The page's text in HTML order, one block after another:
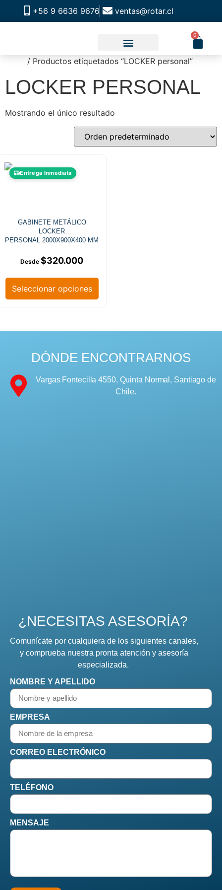
+56 9 6636 9676 ventas@rotar.cl
0
/ Productos etiquetados “LOCKER personal”
LOCKER PERSONAL
Mostrando el único resultado
Entrega Inmediata
GABINETE METÁLICO
LOCKER
PERSONAL 2000X900X400 MM
$320.000
Seleccionar opciones
DÓNDE ENCONTRARNOS
Vargas Fontecilla 4550, Quinta Normal, Santiago de
Chile.
¿NECESITAS ASESORÍA?
Comunícate por cualquiera de los siguientes canales,
y comprueba nuestra pronta atención y asesoría
especializada.
NOMBRE Y APELLIDO
EMPRESA
CORREO ELECTRÓNICO
TELÉFONO
MENSAJE